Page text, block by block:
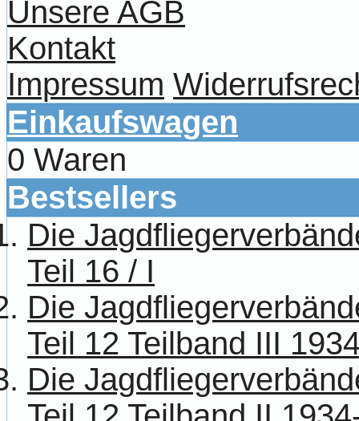
Unsere AGB
Kontakt
Impressum
Einkaufswagen
0 Waren
Bestsellers
Die
Teil 16 / I
Die
Teil 12 Teilband III
Die